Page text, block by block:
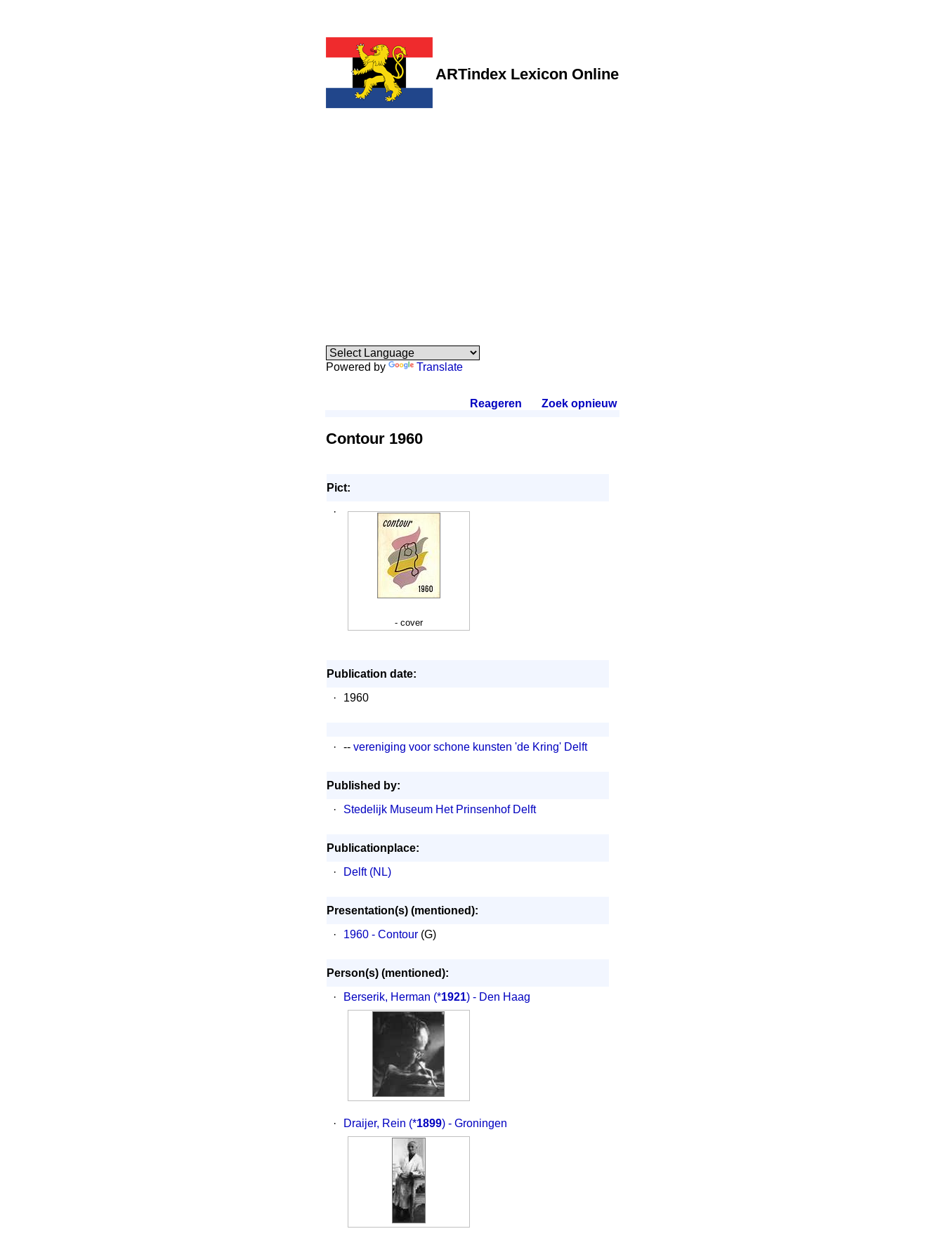
ARTindex Lexicon Online
Powered by Translate
Reageren Zoek opnieuw.
Contour 1960
Pict:
·
- cover
Publication date:
·
1960
· -- vereniging voor schone kunsten 'de Kring' Delft
Published by:
·
Stedelijk Museum Het Prinsenhof Delft
Publicationplace:
·
Delft (NL)
Presentation(s) (mentioned):
·
1960 - Contour(G)
Person(s) (mentioned):
·
Berserik, Herman (*1921) - Den Haag
· Draijer, Rein (*1899) - Groningen